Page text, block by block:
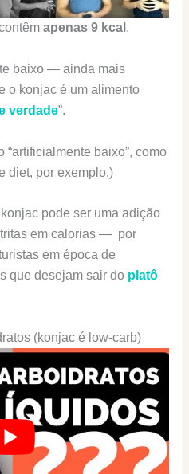
apenas 9 kcal .
baixo — ainda mais
o konjac é um alimento
verdade”.
“artificialmente baixo”, como
diet, por exemplo.)
pode ser uma adição
em calorias — por
em época de
que desejam sair do platô
(konjac é low-carb)